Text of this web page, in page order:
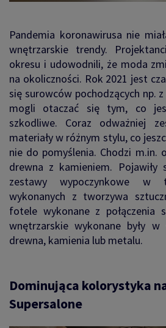
Pandemia koronawirusa nie
wnętrzarskie trendy.
okresu i udowodnili, że moda
na okoliczności. Rok 2021 jest
się surowców pochodzących np.
mogli otaczać się tym, co
szkodliwe. Coraz odważniej
materiały w różnym stylu, co
nie do pomyślenia. Chodzi m.in.
drewna z kamieniem. Pojawiły
zestawy wypoczynkowe w
wykonanych z tworzywa
fotele wykonane z połączenia
wnętrzarskie wykonane były w
drewna, kamienia lub metalu.
Dominująca kolorystyka
Supersalone